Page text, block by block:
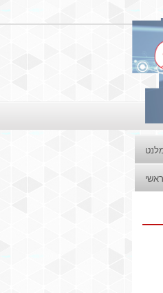
ראשי